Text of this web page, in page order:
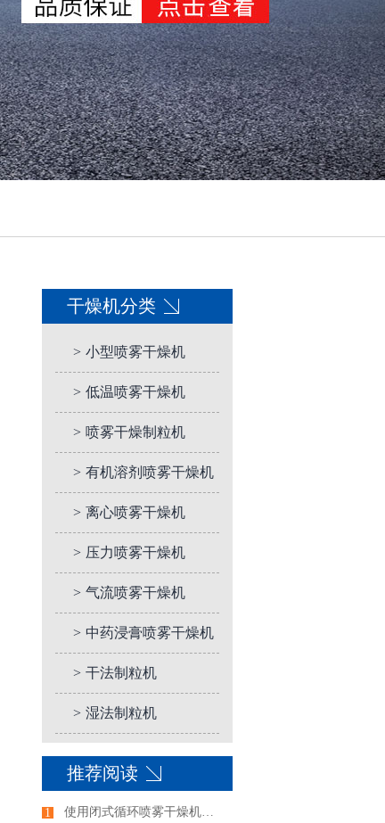
干燥机分类
> 小型喷雾干燥机
> 低温喷雾干燥机
> 喷雾干燥制粒机
> 有机溶剂喷雾干燥机
> 离心喷雾干燥机
> 压力喷雾干燥机
> 气流喷雾干燥机
> 中药浸膏喷雾干燥机
> 干法制粒机
> 湿法制粒机
推荐阅读
1 使用闭式循环喷雾干燥机前需注意的事项